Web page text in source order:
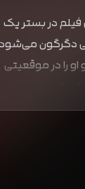
فیلم در بستر یک
دگرگون
را در موقعیتی
عادی می‌پردازد.
بازی
مصادره
کیفیت بالا،